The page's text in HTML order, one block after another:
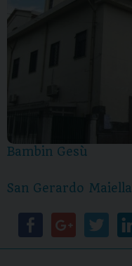
Bambin Gesù
San Gerardo Maiella